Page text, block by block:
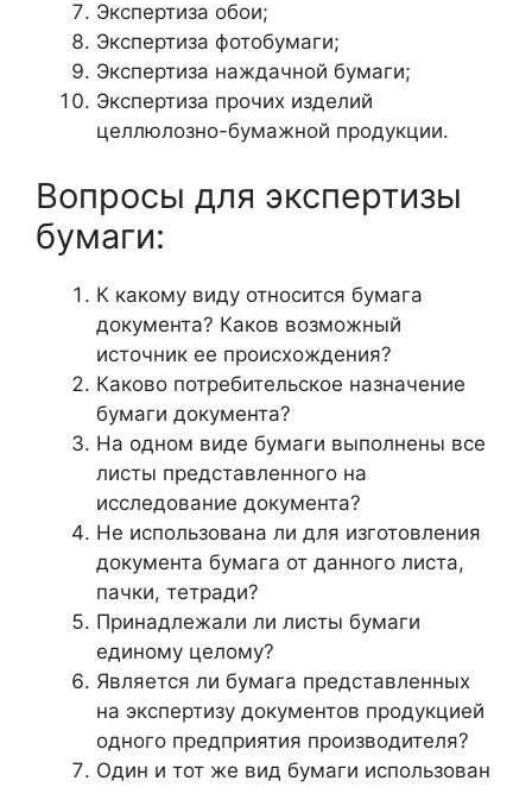
Экспертиза обои;
Экспертиза фотобумаги;
Экспертиза наждачной бумаги;
Экспертиза прочих изделий
целлюлозно-бумажной продукции.
Вопросы для экспертизы
бумаги:
К какому виду относится бумага
документа? Каков возможный
источник ее происхождения?
Каково потребительское назначение
бумаги документа?
На одном виде бумаги выполнены все
листы представленного на
исследование документа?
Не использована ли для изготовления
документа бумага от данного листа,
пачки, тетради?
Принадлежали ли листы бумаги
единому целому?
Является ли бумага представленных
на экспертизу документов продукцией
одного предприятия производителя?
Один и тот же вид бумаги использован